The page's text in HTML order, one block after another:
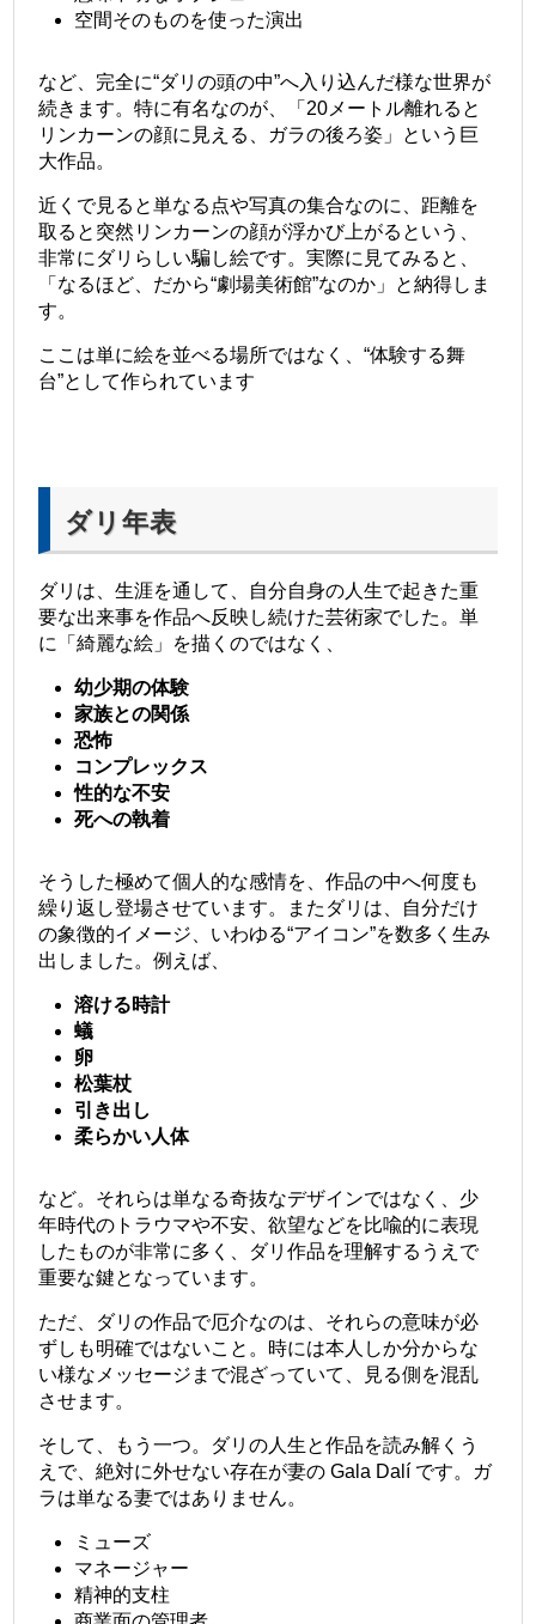
空間そのものを使った演出
など、完全に“ダリの頭の中”へ入り込んだ様な世界が
続きます。特に有名なのが、「20メートル離れると
リンカーンの顔に見える、ガラの後ろ姿」という巨
大作品。
近くで見ると単なる点や写真の集合なのに、距離を
取ると突然リンカーンの顔が浮かび上がるという、
非常にダリらしい騙し絵です。実際に見てみると、
「なるほど、だから“劇場美術館”なのか」と納得しま
す。
ここは単に絵を並べる場所ではなく、“体験する舞
台”として作られています
ダリ年表
ダリは、生涯を通して、自分自身の人生で起きた重
要な出来事を作品へ反映し続けた芸術家でした。単
に「綺麗な絵」を描くのではなく、
幼少期の体験
家族との関係
恐怖
コンプレックス
性的な不安
死への執着
そうした極めて個人的な感情を、作品の中へ何度も
繰り返し登場させています。またダリは、自分だけ
の象徴的イメージ、いわゆる“アイコン”を数多く生み
出しました。例えば、
溶ける時計
蟻
卵
松葉杖
引き出し
柔らかい人体
など。それらは単なる奇抜なデザインではなく、少
年時代のトラウマや不安、欲望などを比喩的に表現
したものが非常に多く、ダリ作品を理解するうえで
重要な鍵となっています。
ただ、ダリの作品で厄介なのは、それらの意味が必
ずしも明確ではないこと。時には本人しか分からな
い様なメッセージまで混ざっていて、見る側を混乱
させます。
そして、もう一つ。ダリの人生と作品を読み解くう
えで、絶対に外せない存在が妻のGala Dalí です。ガ
ラは単なる妻ではありません。
ミューズ
マネージャー
精神的支柱